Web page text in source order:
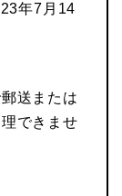
年7月14
送または
できませ